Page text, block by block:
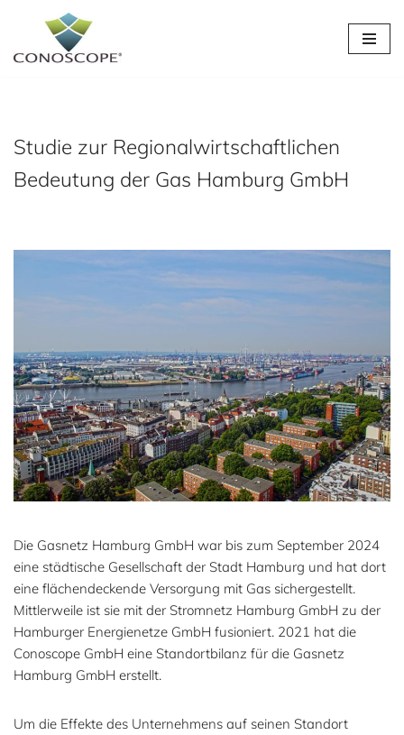
Studie zur Regionalwirtschaftlichen
Bedeutung der Gas Hamburg GmbH
Die Gasnetz Hamburg GmbH war bis zum September 2024
eine städtische Gesellschaft der Stadt Hamburg und hat dort
eine flächendeckende Versorgung mit Gas sichergestellt.
Mittlerweile ist sie mit der Stromnetz Hamburg GmbH zu der
Hamburger Energienetze GmbH fusioniert. 2021 hat die
Conoscope GmbH eine Standortbilanz für die Gasnetz
Hamburg GmbH erstellt.
Um die Effekte des Unternehmens auf seinen Standort